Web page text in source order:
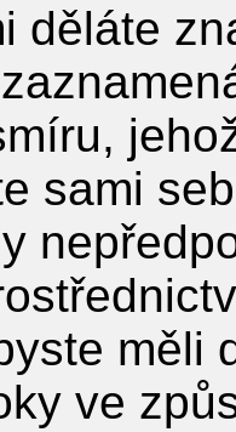
děláte
sami
měli
ve